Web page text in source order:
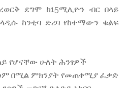
ደግሞ ከ15ሚሊዮን ብር በላይ
ከንቲባ ድሪባ የከተማውን ቁልፍ
የሆናቸው ሁለት ሕንፃዎች
በሚል ምክንያት የመጠቀሚያ ፈቃድ